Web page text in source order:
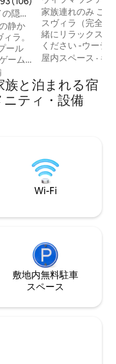
隠れ
静か
ラ。
ール
ーム •
める
色の
マリ
ード
。
家族連れのみ この穏やかなデュプレック
スヴィラ（完全独
緒にリラックスし
ください -ウーテ
と主要な観光地は
麺類、パン、ベビ
備品があります。 食事 食べ物はすべての
オプションをご用意し
レストランがあり
屋内スペース · キ
と泊まれる宿
ティ・設備
Wi-Fi
敷地内無料駐⁠車
ス⁠ペ⁠ー⁠ス